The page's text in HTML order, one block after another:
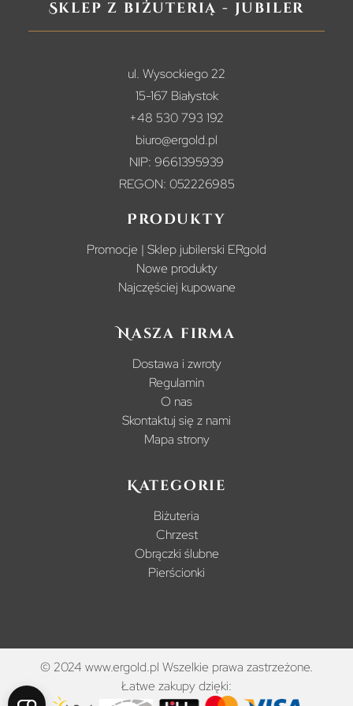
Sklep z biżuterią - jubiler
ul. Wysockiego 22
15-167 Białystok
+48 530 793 192
biuro@ergold.pl
NIP: 9661395939
REGON: 052226985
Produkty
Promocje | Sklep jubilerski ERgold
Nowe produkty
Najczęściej kupowane
Nasza firma
Dostawa i zwroty
Regulamin
O nas
Skontaktuj się z nami
Mapa strony
Kategorie
Biżuteria
Chrzest
Obrączki ślubne
Pierścionki
© 2024 www.ergold.pl Wszelkie prawa zastrzeżone.
Łatwe zakupy dzięki: